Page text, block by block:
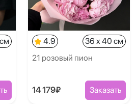
4.9
36 x 40 см
21 розовый пион
14 179₽ Заказать